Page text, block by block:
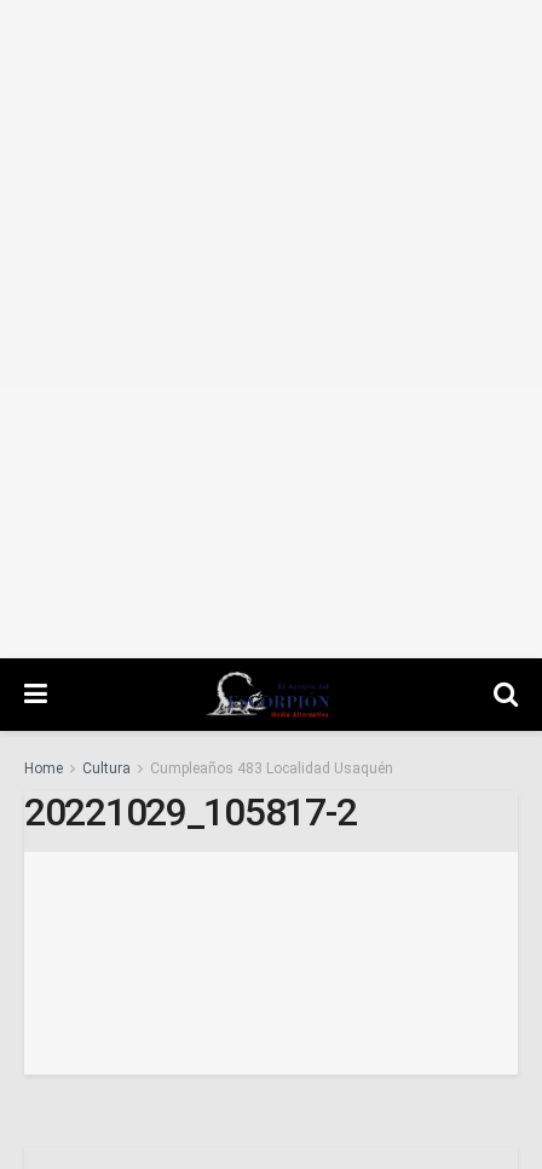
Home Cultura Cumpleaños 483 Localidad Usaquén
20221029_105817-2